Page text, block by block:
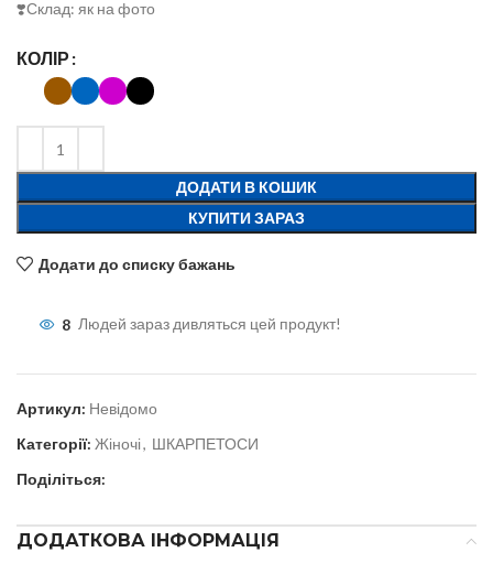
❣️Склад: як на фото
КОЛІР
ДОДАТИ В КОШИК
КУПИТИ ЗАРАЗ
Додати до списку бажань
8 Людей зараз дивляться цей продукт!
Артикул: Невідомо
Категорії: Жіночі, ШКАРПЕТОСИ
Поділіться:
ДОДАТКОВА ІНФОРМАЦІЯ